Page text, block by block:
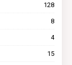
128
8
4
15